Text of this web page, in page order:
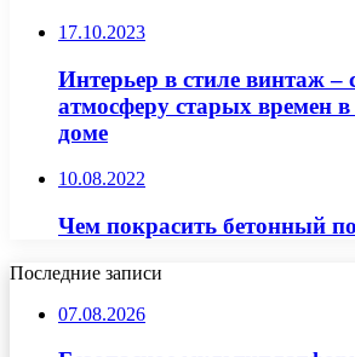
17.10.2023
Интерьер в стиле винтаж –
атмосферу старых времен
доме
10.08.2022
Чем покрасить бетонный
Последние записи
07.08.2026